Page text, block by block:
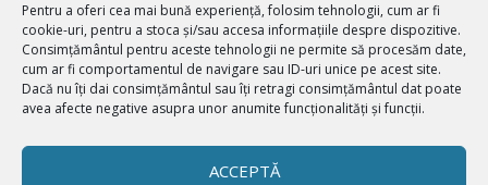
Pentru a oferi cea mai bună experiență, folosim tehnologii, cum ar fi
cookie-uri, pentru a stoca și/sau accesa informațiile despre dispozitive.
Consimțământul pentru aceste tehnologii ne permite să procesăm date,
cum ar fi comportamentul de navigare sau ID-uri unice pe acest site.
Dacă nu îți dai consimțământul sau îți retragi consimțământul dat poate
avea afecte negative asupra unor anumite funcționalități și funcții.
ACCEPTĂ